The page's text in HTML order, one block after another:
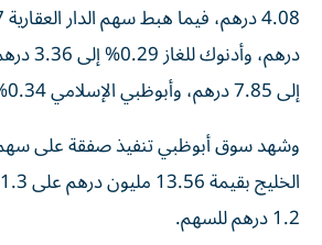
إلى 7.85 درهم، وأبوظبي الإسلامي 0.34% إلى 23.42 درهم.
وشهد سوق أبوظبي تنفيذ صفقة على
1.2 درهم للسهم.